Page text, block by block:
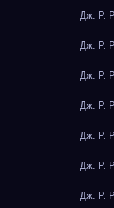
Дж. Р.
Дж. Р.
Дж. Р.
Дж. Р.
Дж. Р.
Дж. Р.
Дж. Р.